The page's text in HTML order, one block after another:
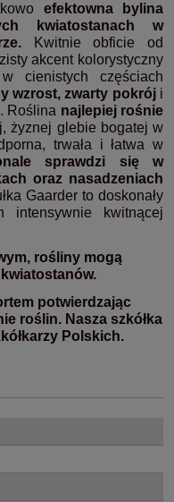
efektowna bylina
kwiatostanach w
Kwitnie obficie od
akcent kolorystyczny
cienistych częściach
wzrost, zwarty pokróji
Roślina najlepiej rośnie
żyznej glebie bogatej w
trwała i łatwa w
sprawdzi się w
oraz nasadzeniach
Gaarder to doskonały
intensywnie kwitnącej
rośliny mogą
potwierdzając
roślin. Nasza szkółka
Polskich.